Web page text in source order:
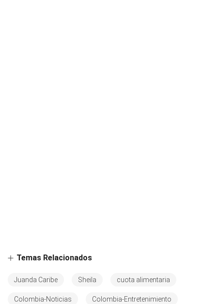
Temas Relacionados
Juanda Caribe Sheila cuota alimentaria
Colombia-Noticias Colombia-Entretenimiento